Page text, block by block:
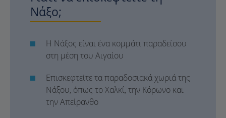
Νάξο;
Η Νάξος είναι ένα κομμάτι παραδείσου
στη μέση του Αιγαίου
Επισκεφτείτε τα παραδοσιακά χωριά της
Νάξου, όπως το Χαλκί, την Κόρωνο και
την Απείρανθο